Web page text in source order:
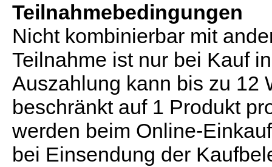
Teilnahmebedingungen
Nicht kombinierbar mit
Teilnahme ist nur bei Kauf
Auszahlung kann bis zu 12
beschränkt auf 1 Produkt
werden beim Online-
bei Einsendung der